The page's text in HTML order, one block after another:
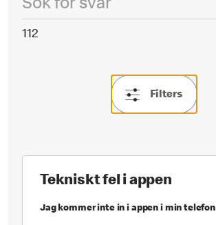
112
Filters
Tekniskt fel i appen
Jag kommer inte in i appen i min telefon